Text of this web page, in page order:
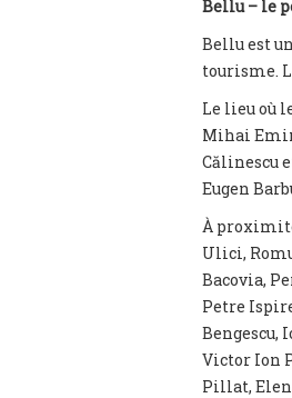
Bellu – le
Bellu est
tourisme.
Le lieu où
Mihai
Călinescu
Eugen
À
Ulici,
Bacovia,
Petre
Bengescu,
Victor Ion
Pillat,